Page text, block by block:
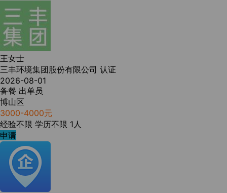
王女士
三丰环境集团股份有限公司 认证
2026-08-01
备餐 出单员
博山区
3000-4000元
经验不限 学历不限 1人
申请